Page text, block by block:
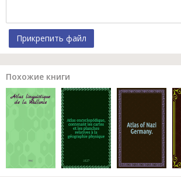
Прикрепить файл
Похожие книги